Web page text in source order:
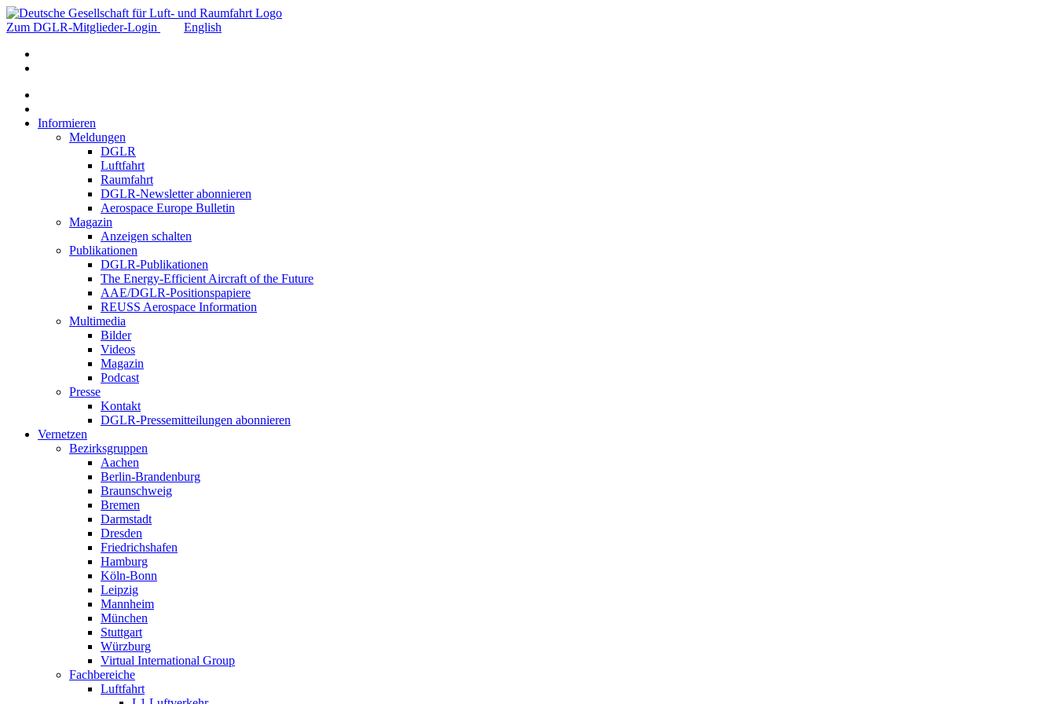
Zum DGLR-Mitglieder-Login English
Informieren
Meldungen
DGLR
Luftfahrt
Raumfahrt
DGLR-Newsletter abonnieren
Aerospace Europe Bulletin
Magazin
Anzeigen schalten
Publikationen
DGLR-Publikationen
The Energy-Efficient Aircraft of the Future
AAE/DGLR-Positionspapiere
REUSS Aerospace Information
Multimedia
Bilder
Videos
Magazin
Podcast
Presse
Kontakt
DGLR-Pressemitteilungen abonnieren
Vernetzen
Bezirksgruppen
Aachen
Berlin-Brandenburg
Braunschweig
Bremen
Darmstadt
Dresden
Friedrichshafen
Hamburg
Köln-Bonn
Leipzig
Mannheim
München
Stuttgart
Würzburg
Virtual International Group
Fachbereiche
Luftfahrt